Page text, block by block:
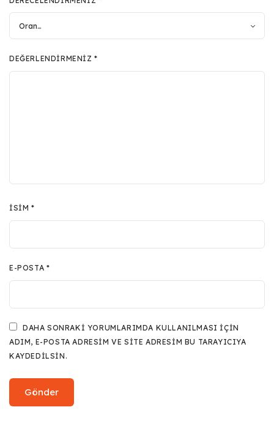
DEĞERLENDIRMENIZ*
İSIM*
E-POSTA *
DAHA SONRAKI YORUMLARIMDA KULLANILMASI IÇIN
ADIM, E-POSTA ADRESIM VE SITE ADRESIM BU TARAYICIYA
KAYDEDILSIN.